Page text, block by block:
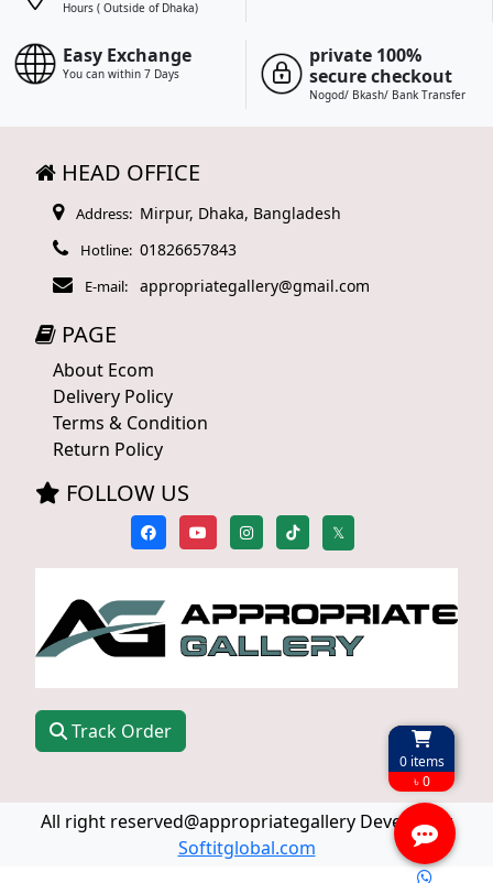
0items
৳ 0
Hours ( Outside of Dhaka)
Easy Exchange
You can within 7 Days
private 100%
secure checkout
Nogod/ Bkash/ Bank Transfer
HEAD OFFICE
Address: Mirpur, Dhaka, Bangladesh
Hotline: 01826657843
E-mail: appropriategallery@gmail.com
PAGE
About Ecom
Delivery Policy
Terms & Condition
Return Policy
FOLLOW US
𝕏
Track Order
All right reserved@appropriategallery Develop by
Softitglobal.com